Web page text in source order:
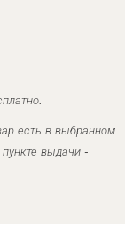
есть в выбранном
выдачи -